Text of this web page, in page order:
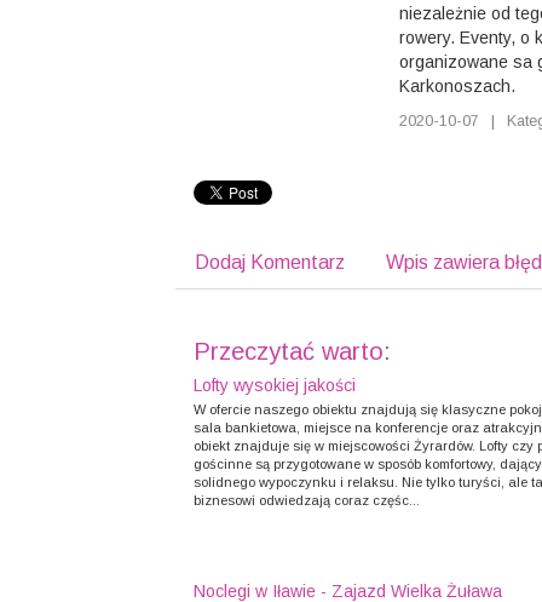
niezależnie od
rowery. Eventy, o
organizowane sa
Karkonoszach.
2020-10-07 |
Dodaj Komentarz Wpis zawiera
Przeczytać warto:
Lofty wysokiej jakości
W ofercie naszego obiektu znajdują się klasyczne
sala bankietowa, miejsce na konferencje oraz
obiekt znajduje się w miejscowości Żyrardów. Lofty czy
gościnne są przygotowane w sposób komfortowy,
solidnego wypoczynku i relaksu. Nie tylko turyści, ale
biznesowi odwiedzają coraz częśc...
Noclegi w Iławie - Zajazd Wielka Żuława